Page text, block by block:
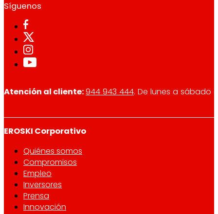
Síguenos
Atención al cliente:944 943 444. De lunes a sábado
EROSKI Corporativo
Quiénes somos
Compromisos
Empleo
Inversores
Prensa
Innovación